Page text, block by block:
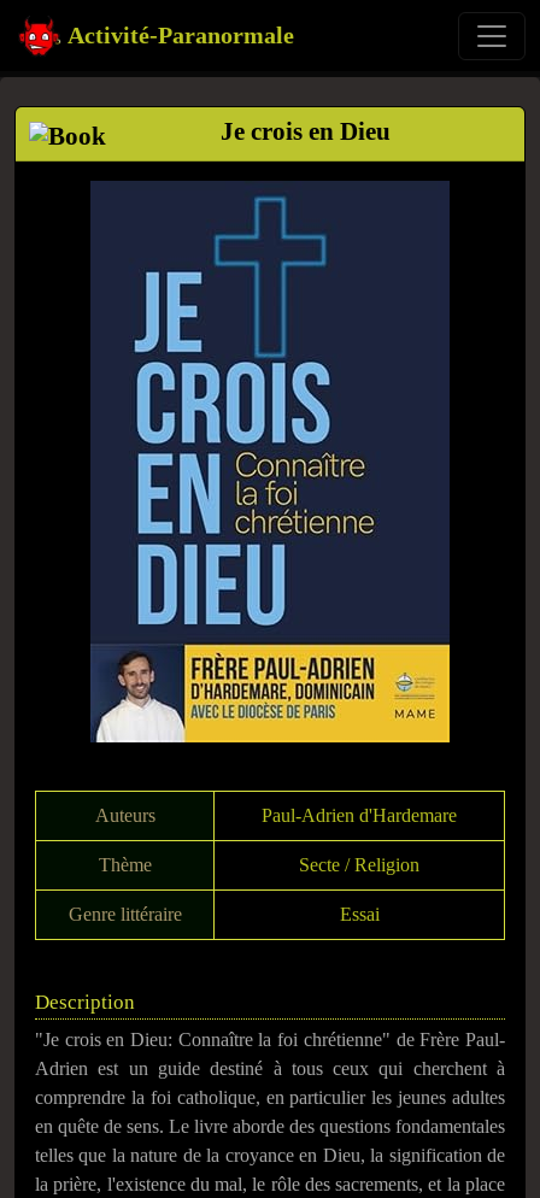
Activité-Paranormale
Je crois en Dieu
Auteurs Paul-Adrien d'Hardemare
Thème Secte / Religion
Genre littéraire Essai
Description
"Je crois en Dieu: Connaître la foi chrétienne" de Frère Paul-
Adrien est un guide destiné à tous ceux qui cherchent à
comprendre la foi catholique, en particulier les jeunes adultes
en quête de sens. Le livre aborde des questions fondamentales
telles que la nature de la croyance en Dieu, la signification de
la prière, l'existence du mal, le rôle des sacrements, et la place